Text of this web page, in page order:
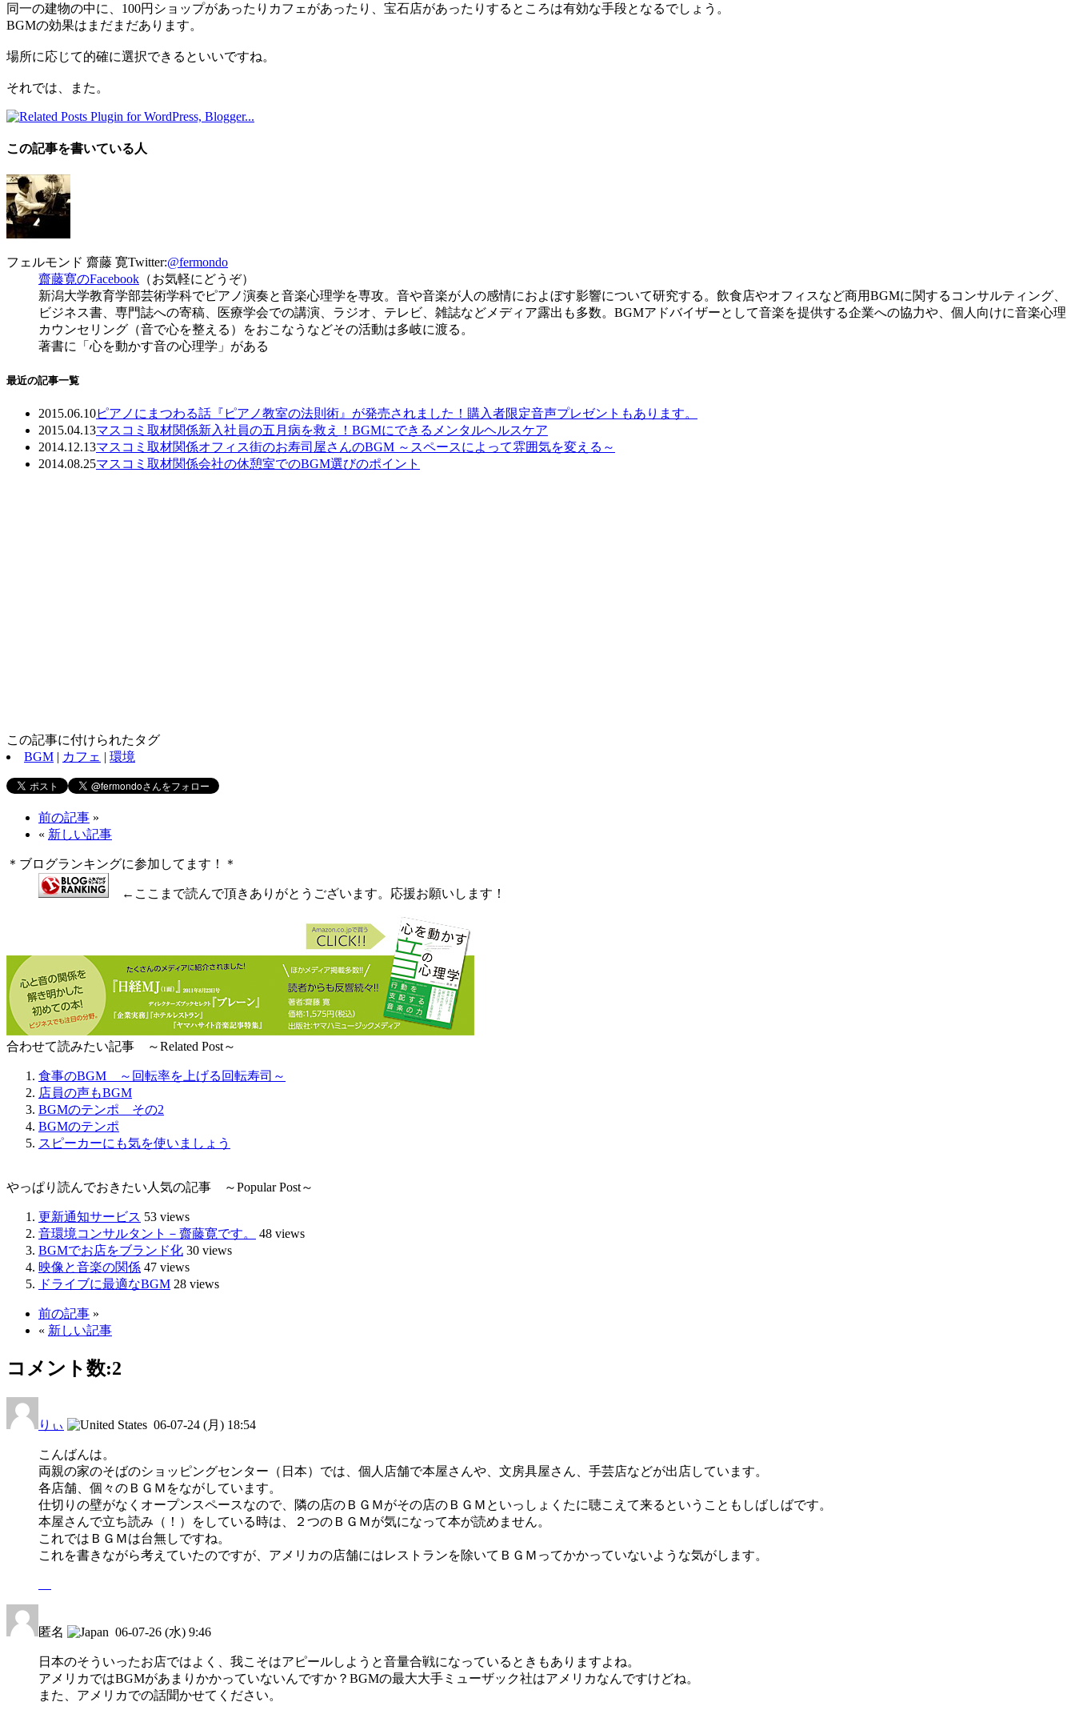
同一の建物の中に、100円ショップがあったりカフェがあったり、宝石店があったりするところは有効な手段となるでしょう。
BGMの効果はまだまだあります。
場所に応じて的確に選択できるといいですね。
それでは、また。
この記事を書いている人
フェルモンド 齋藤 寛Twitter:@fermondo
齋藤寛のFacebook （お気軽にどうぞ）
新潟大学教育学部芸術学科でピアノ演奏と音楽心理学を専攻。音や音楽が人の感情におよぼす影響について研究する。飲食店やオフィスなど商用BGMに関するコンサルティング、
ビジネス書、専門誌への寄稿、医療学会での講演、ラジオ、テレビ、雑誌などメディア露出も多数。BGMアドバイザーとして音楽を提供する企業への協力や、個人向けに音楽心理
カウンセリング（音で心を整える）をおこなうなどその活動は多岐に渡る。
著書に「心を動かす音の心理学」がある
最近の記事一覧
2015.06.10ピアノにまつわる話 『ピアノ教室の法則術』が発売されました！購入者限定音声プレゼントもあります。
2015.04.13マスコミ取材関係新入社員の五月病を救え！BGMにできるメンタルヘルスケア
2014.12.13マスコミ取材関係オフィス街のお寿司屋さんのBGM ～スペースによって雰囲気を変える～
2014.08.25マスコミ取材関係会社の休憩室でのBGM選びのポイント
この記事に付けられたタグ
BGM | カフェ | 環境
前の記事 »
« 新しい記事
＊ブログランキングに参加してます！＊
←ここまで読んで頂きありがとうございます。応援お願いします！
合わせて読みたい記事 ～Related Post～
食事のBGM ～回転率を上げる回転寿司～
店員の声もBGM
BGMのテンポ その2
BGMのテンポ
スピーカーにも気を使いましょう
やっぱり読んでおきたい人気の記事 ～Popular Post～
更新通知サービス 53 views
音環境コンサルタント－齋藤寛です。
48 views
BGMでお店をブランド化 30 views
映像と音楽の関係 47 views
ドライブに最適なBGM 28 views
前の記事 »
« 新しい記事
コメント数:2
りぃ 06-07-24 (月) 18:54
こんばんは。
両親の家のそばのショッピングセンター（日本）では、個人店舗で本屋さんや、文房具屋さん、手芸店などが出店しています。
各店舗、個々のＢＧＭをながしています。
仕切りの壁がなくオープンスペースなので、隣の店のＢＧＭがその店のＢＧＭといっしょくたに聴こえて来るということもしばしばです。
本屋さんで立ち読み（！）をしている時は、２つのＢＧＭが気になって本が読めません。
これではＢＧＭは台無しですね。
これを書きながら考えていたのですが、アメリカの店舗にはレストランを除いてＢＧＭってかかっていないような気がします。
匿名 06-07-26 (水) 9:46
日本のそういったお店ではよく、我こそはアピールしようと音量合戦になっているときもありますよね。
アメリカではBGMがあまりかかっていないんですか？BGMの最大大手ミューザック社はアメリカなんですけどね。
また、アメリカでの話聞かせてください。